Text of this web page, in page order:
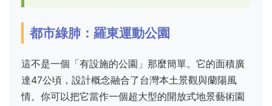
都市綠肺：羅東運動公園
這不是一個「有設施的公園」那麼簡單。它的面積廣
達47公頃，設計概念融合了台灣本土景觀與蘭陽風
情。你可以把它當作一個超大型的開放式地景藝術園